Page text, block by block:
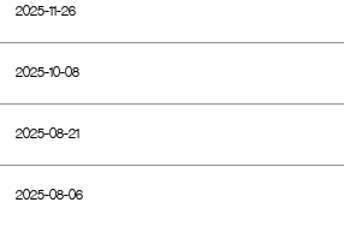
2025-11-26
2025-10-08
2025-08-21
2025-08-06